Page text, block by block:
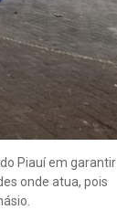
Piauí em garantir
onde atua, pois